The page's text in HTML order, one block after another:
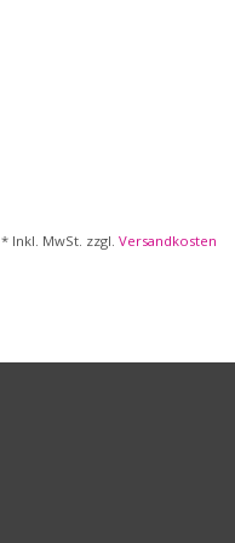
* Inkl. MwSt. zzgl. Versandkosten